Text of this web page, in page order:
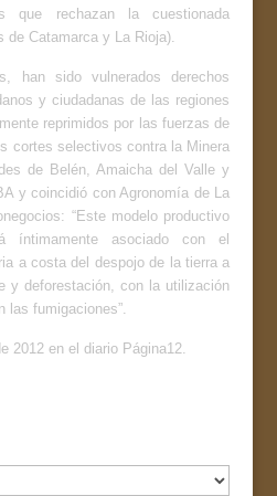
que rechazan la cuestionada
de Catamarca y La Rioja).
han sido vulnerados derechos
y ciudadanas de las regiones
reprimidos por las fuerzas de
cortes selectivos contra la Minera
de Belén, Amaicha del Valle y
y coincidió con Agronomía de La
“Este modelo productivo
íntimamente asociado con el
a costa del despojo de la tierra a
y deforestación, con la utilización
las fumigaciones”.
2012 en el diario Página12.